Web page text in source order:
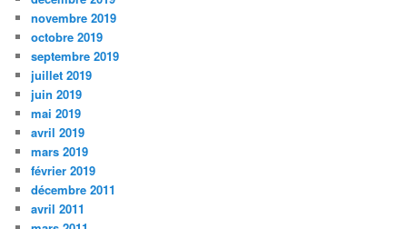
novembre 2019
octobre 2019
septembre 2019
juillet 2019
juin 2019
mai 2019
avril 2019
mars 2019
février 2019
décembre 2011
avril 2011